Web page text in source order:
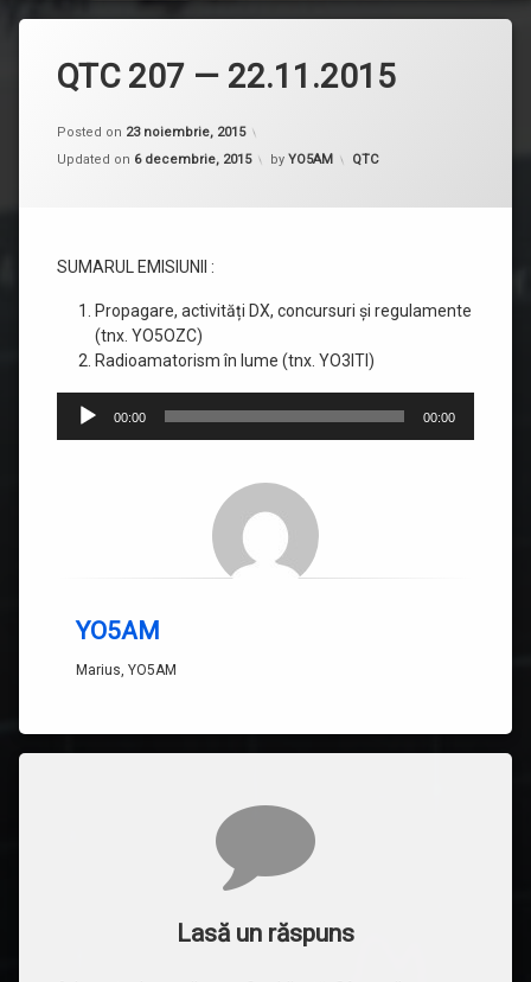
QTC 207 — 22.11.2015
Posted on 23 noiembrie, 2015
Updated on 6 decembrie, 2015 by YO5AM Categorii:
QTC
SUMARUL EMISIUNII :
Propagare, activități DX, concursuri și regulamente
(tnx. YO5OZC)
Radioamatorism în lume (tnx. YO3ITI)
Player
audio
00:00 00:00
YO5AM
Marius, YO5AM
Lasă un răspuns